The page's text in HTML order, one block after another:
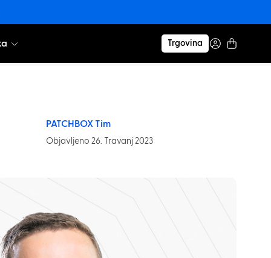
Trgovina
PATCHBOX Tim
Objavljeno 26. Travanj 2023